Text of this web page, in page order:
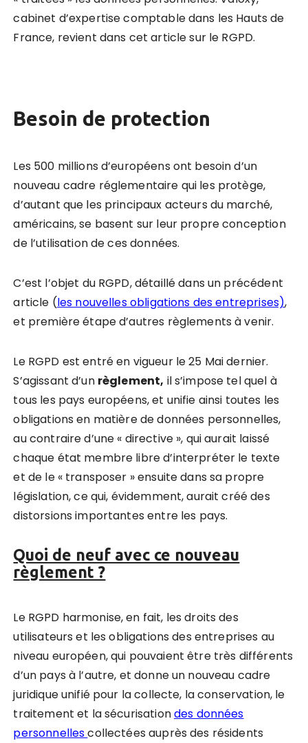
cabinet d’expertise comptable dans les Hauts de
France, revient dans cet article sur le RGPD.
Besoin de protection
Les 500 millions d’européens ont besoin d’un
nouveau cadre réglementaire qui les protège,
d’autant que les principaux acteurs du marché,
américains, se basent sur leur propre conception
de l’utilisation de ces données.
C’est l’objet du RGPD, détaillé dans un précédent
article (les nouvelles obligations des entreprises),
et première étape d’autres règlements à venir.
Le RGPD est entré en vigueur le 25 Mai dernier.
S’agissant d’un règlement, il s’impose tel quel à
tous les pays européens, et unifie ainsi toutes les
obligations en matière de données personnelles,
au contraire d’une « directive », qui aurait laissé
chaque état membre libre d’interpréter le texte
et de le « transposer » ensuite dans sa propre
législation, ce qui, évidemment, aurait créé des
distorsions importantes entre les pays.
Quoi de neuf avec ce nouveau
règlement ?
Le RGPD harmonise, en fait, les droits des
utilisateurs et les obligations des entreprises au
niveau européen, qui pouvaient être très différents
d’un pays à l’autre, et donne un nouveau cadre
juridique unifié pour la collecte, la conservation, le
traitement et la sécurisationdes données
personnellescollectées auprès des résidents